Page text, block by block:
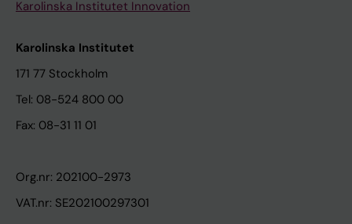
Karolinska Institutet Innovation
Karolinska Institutet
171 77 Stockholm
Tel: 08-524 800 00
Fax: 08-31 11 01
Org.nr: 202100-2973
VAT.nr: SE202100297301